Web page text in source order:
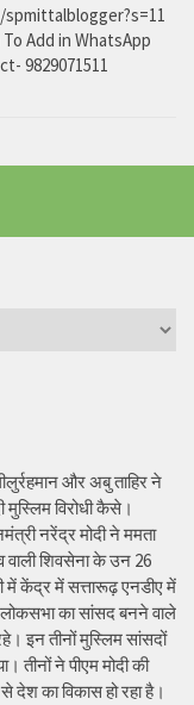
Add in WhatsApp
9829071511
और अबु ताहिर ने
मुस्लिम विरोधी कैसे।
नरेंद्र मोदी ने ममता
वाली शिवसेना के उन 26
में केंद्र में सत्तारूढ़ एनडीए में
लोकसभा का सांसद बनने वाले
इन तीनों मुस्लिम सांसदों
तीनों ने पीएम मोदी की
देश का विकास हो रहा है।